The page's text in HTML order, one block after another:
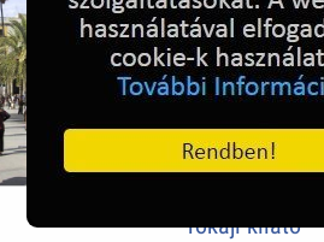
Tokaji kilátó